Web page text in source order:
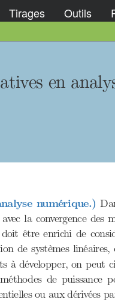
Tirages Outils
en
numérique.)
la convergence des
être enrichi de
de systèmes
à développer, on
de puissance
ou aux dérivées